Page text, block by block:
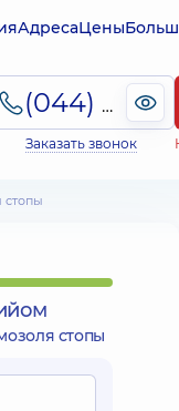
АдресаЦены
(044) 495-2-888
Заказать звонок
стопы
стопы